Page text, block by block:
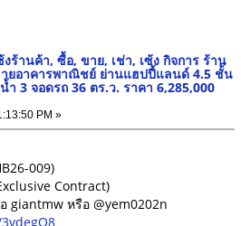
งร้านค้า, ซื้อ, ขาย, เช่า, เซ้ง กิจการ ร้าน
ยอาคารพาณิชย์ ย่านแฮปปี้แลนด์ 4.5 ชั้น
ำ 3 จอดรถ 36 ตร.ว. ราคา 6,285,000
PM »
009)
Contract)
giantmw หรือ @yem0202n